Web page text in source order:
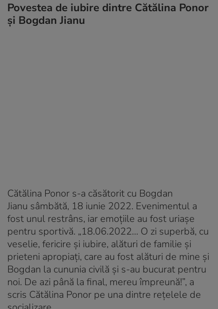
Povestea de iubire dintre Cătălina Ponor
și Bogdan Jianu
Cătălina Ponor s-a căsătorit cu Bogdan
Jianu sâmbătă, 18 iunie 2022. Evenimentul a
fost unul restrâns, iar emoțiile au fost uriașe
pentru sportivă. „18.06.2022… O zi superbă, cu
veselie, fericire și iubire, alături de familie și
prieteni apropiați, care au fost alături de mine și
Bogdan la cununia civilă și s-au bucurat pentru
noi. De azi până la final, mereu împreună!”, a
scris Cătălina Ponor pe una dintre rețelele de